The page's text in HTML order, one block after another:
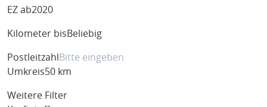
EZ ab2020
Kilometer bis Beliebig
Postleitzahl
Umkreis50 km
Weitere Filter